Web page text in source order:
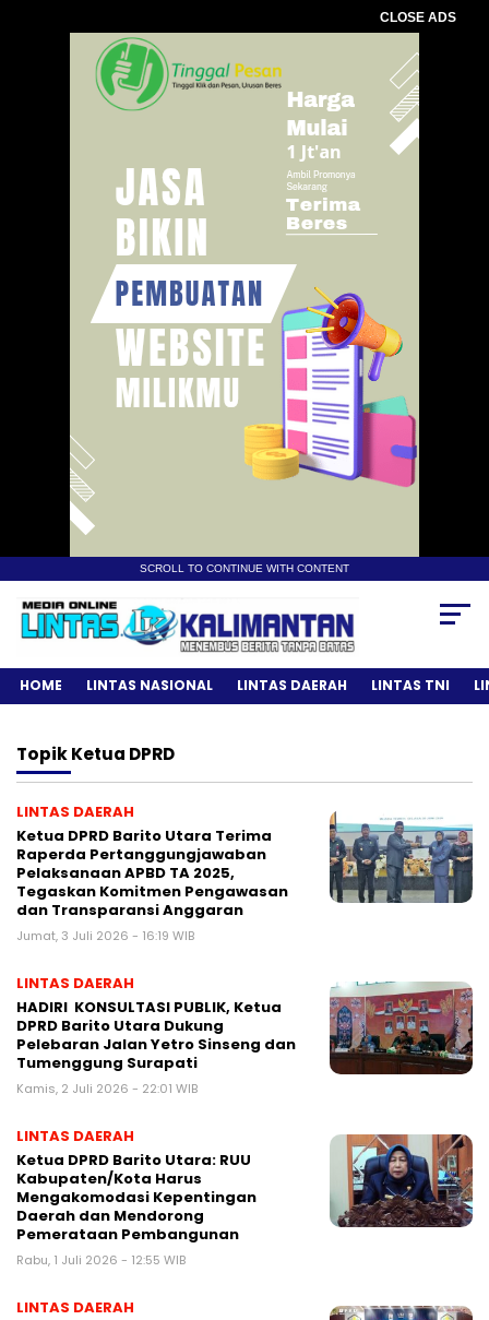
CLOSE ADS
SCROLL TO CONTINUE WITH CONTENT
HOME LINTAS NASIONAL LINTAS DAERAH LINTAS TNI
TopikKetua DPRD
LINTAS DAERAH
Ketua DPRD Barito Utara Terima
Raperda Pertanggungjawaban
Pelaksanaan APBD TA 2025,
Tegaskan Komitmen Pengawasan
dan Transparansi Anggaran
Jumat, 3 Juli 2026 - 16:19 WIB
LINTAS DAERAH
HADIRI KONSULTASI PUBLIK, Ketua
DPRD Barito Utara Dukung
Pelebaran Jalan Yetro Sinseng dan
Tumenggung Surapati
Kamis, 2 Juli 2026 - 22:01 WIB
LINTAS DAERAH
Ketua DPRD Barito Utara: RUU
Kabupaten/Kota Harus
Mengakomodasi Kepentingan
Daerah dan Mendorong
Pemerataan Pembangunan
Rabu, 1 Juli 2026 - 12:55 WIB
LINTAS DAERAH